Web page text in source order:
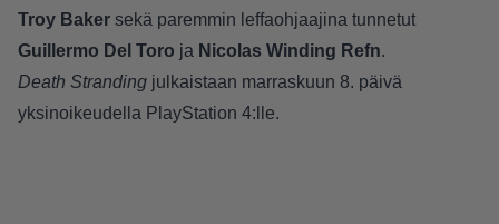
Troy Baker sekä paremmin leffaohjaajina tunnetut
Guillermo Del Toro ja Nicolas Winding Refn.
Death Stranding julkaistaan marraskuun 8. päivä
yksinoikeudella PlayStation 4:lle.